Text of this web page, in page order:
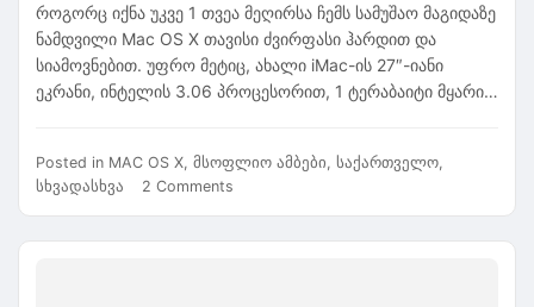
როგორც იქნა უკვე 1 თვეა მეღირსა ჩემს სამუშაო მაგიდაზე
ნამდვილი Mac OS X თავისი ძვირფასი ჰარდით და
სიამოვნებით. უფრო მეტიც, ახალი iMac-ის 27″-იანი
ეკრანი, ინტელის 3.06 პროცესორით, 1 ტერაბაიტი მყარი…
Posted in MAC OS X, მსოფლიო ამბები, საქართველო,
სხვადასხვა
2 Comments